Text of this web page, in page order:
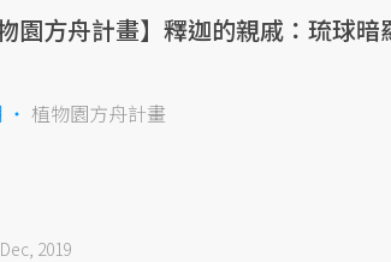
園方舟計畫】釋迦的親戚：琉球暗
植物園方舟計畫
2019